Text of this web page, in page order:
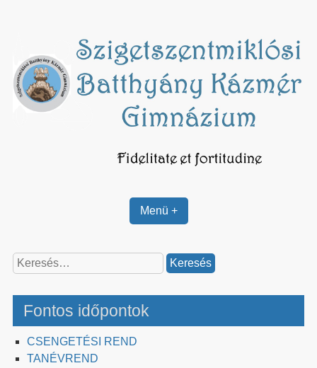
Menü +
Keresés:
Fontos időpontok
CSENGETÉSI REND
TANÉVREND